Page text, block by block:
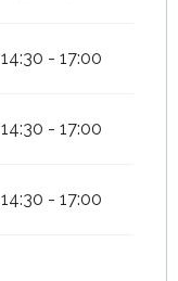
14:30 - 17:00
14:30 - 17:00
14:30 - 17:00